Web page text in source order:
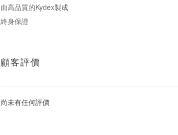
由高品質的Kydex製成
終身保證
顧客評價
尚未有任何評價